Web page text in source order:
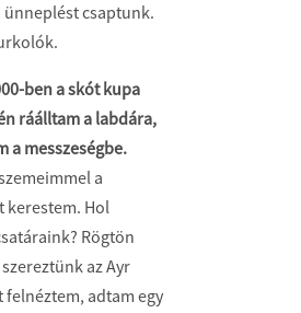
csaptunk.
ben a skót kupa
ráálltam a labdára,
a messzeségbe.
a
kerestem. Hol
Rögtön
az Ayr
felnéztem, adtam egy